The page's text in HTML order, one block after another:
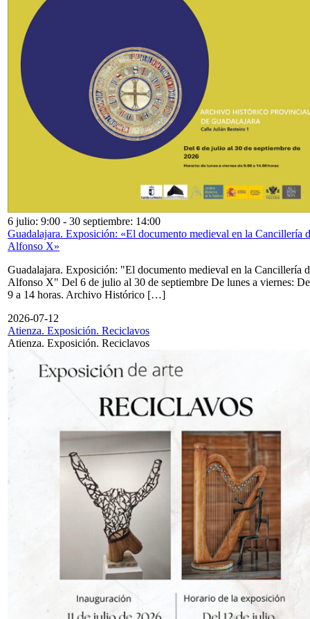
6 julio: 9:00 - 30 septiembre: 14:00
Guadalajara. Exposición: «El documento medieval en la Cancillería
Alfonso X»
Guadalajara. Exposición: "El documento medieval en la Cancillería
Alfonso X" Del 6 de julio al 30 de septiembre De lunes a viernes: De
9 a 14 horas. Archivo Histórico […]
2026-07-12
Atienza. Exposición. Reciclavos
Atienza. Exposición. Reciclavos